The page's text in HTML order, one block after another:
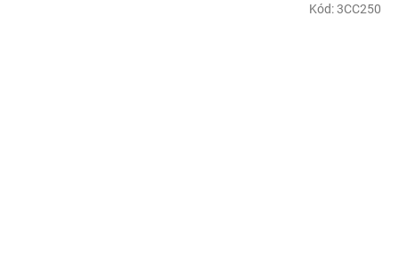
Kód:3CC250